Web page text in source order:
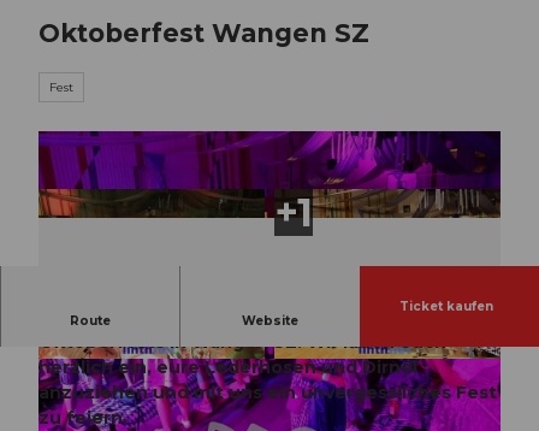
Oktoberfest Wangen SZ
Fest
© Guidle.com © Guidle.com
Route Website
Ticket kaufen
Freut euch auf die nächste Runde des
Oktoberfests in Wangen SZ! Wir laden euch
herzlich ein, eure Lederhosen und Dirndl
anzuziehen und mit uns ein unvergessliches Fest
zu feiern.